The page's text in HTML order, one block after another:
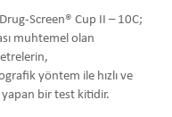
Screen® Cup II – 10C;
muhtemel olan
yöntem ile hızlı ve
bir test kitidir.